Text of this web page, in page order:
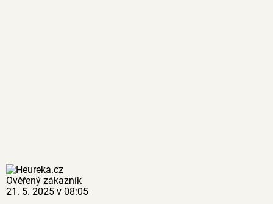
Ověřený zákazník
21. 5. 2025 v 08:05